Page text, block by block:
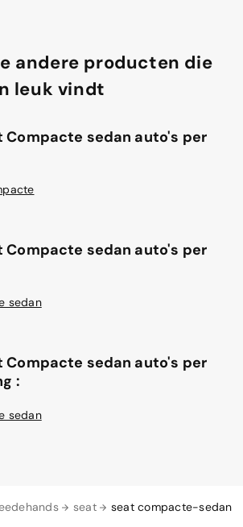
seat seat compacte-sedan
andere producten die
leuk vindt
Compacte sedan auto's per
Compacte sedan auto's per
sedan
Compacte sedan auto's per
:
sedan